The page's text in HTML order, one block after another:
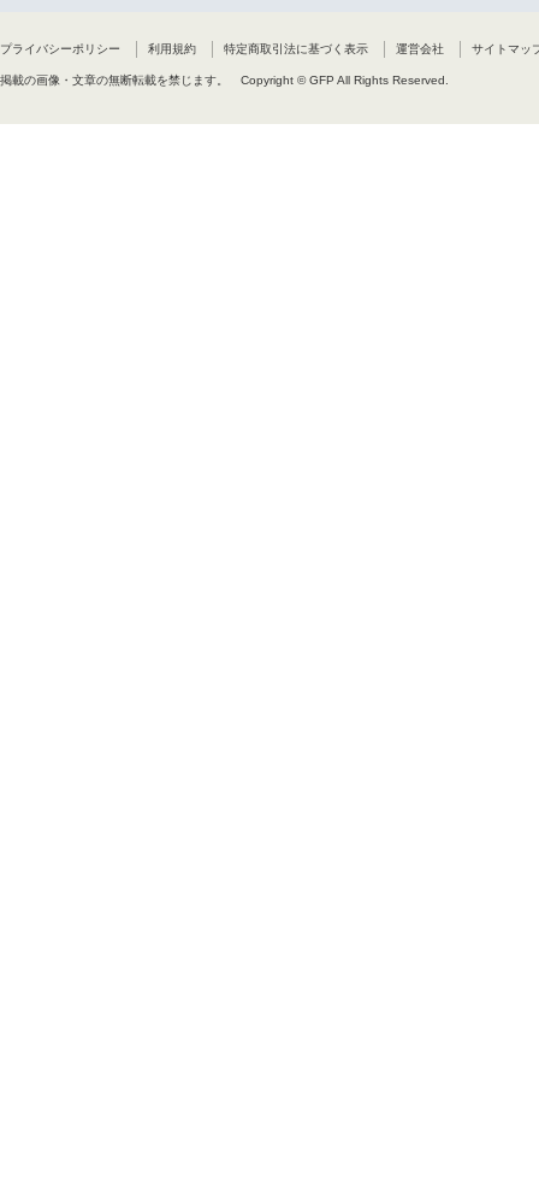
プライバシーポリシー 利用規約 特定商取引法に基づく表示 運営会社 サイトマッ
掲載の画像・文章の無断転載を禁じます。 Copyright © GFP All Rights Reserved.